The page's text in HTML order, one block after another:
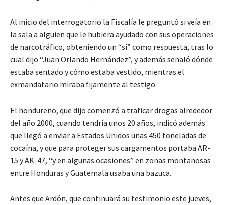
Al inicio del interrogatorio la Fiscalía le preguntó si veía en
la sala a alguien que le hubiera ayudado con sus operaciones
de narcotráfico, obteniendo un “sí” como respuesta, tras lo
cual dijo “Juan Orlando Hernández”, y además señaló dónde
estaba sentado y cómo estaba vestido, mientras el
exmandatario miraba fijamente al testigo.
El hondureño, que dijo comenzó a traficar drogas alrededor
del año 2000, cuando tendría unos 20 años, indicó además
que llegó a enviar a Estados Unidos unas 450 toneladas de
cocaína, y que para proteger sus cargamentos portaba AR-
15 y AK-47, “y en algunas ocasiones” en zonas montañosas
entre Honduras y Guatemala usaba una bazuca.
Antes que Ardón, que continuará su testimonio este jueves,